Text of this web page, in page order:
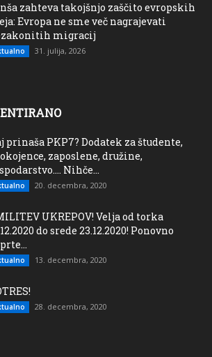
zahteva takojšnjo zaščito evropskih
Evropa ne sme več nagrajevati
migracij
31. julija, 2026
prinaša PKP7? Dodatek za študente,
zaposlene, družine,
Nihče...
20. decembra, 2020
UKREPOV! Velja od torka
do srede 23.12.2020! Ponovno
13. decembra, 2020
28. decembra, 2020